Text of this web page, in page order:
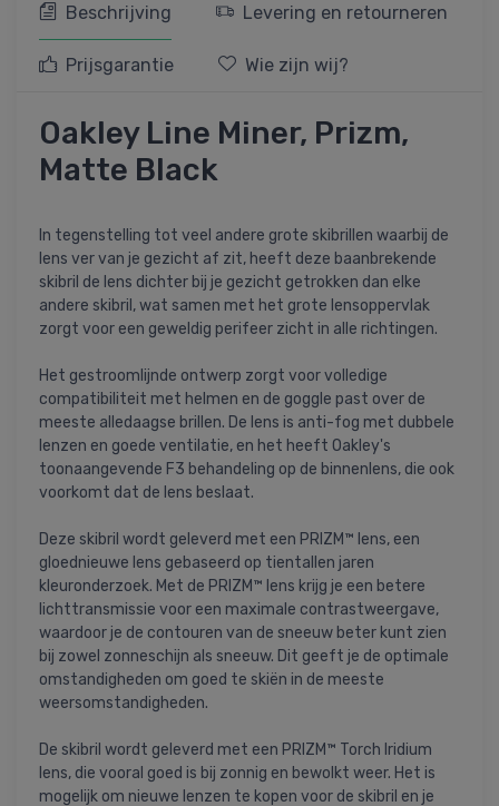
Beschrijving Levering en retourneren
Prijsgarantie Wie zijn wij?
Oakley Line Miner, Prizm,
Matte Black
In tegenstelling tot veel andere grote skibrillen waarbij de
lens ver van je gezicht af zit, heeft deze baanbrekende
skibril de lens dichter bij je gezicht getrokken dan elke
andere skibril, wat samen met het grote lensoppervlak
zorgt voor een geweldig perifeer zicht in alle richtingen.
Het gestroomlijnde ontwerp zorgt voor volledige
compatibiliteit met helmen en de goggle past over de
meeste alledaagse brillen. De lens is anti-fog met dubbele
lenzen en goede ventilatie, en het heeft Oakley's
toonaangevende F3 behandeling op de binnenlens, die ook
voorkomt dat de lens beslaat.
Deze skibril wordt geleverd met een PRIZM™ lens, een
gloednieuwe lens gebaseerd op tientallen jaren
kleuronderzoek. Met de PRIZM™ lens krijg je een betere
lichttransmissie voor een maximale contrastweergave,
waardoor je de contouren van de sneeuw beter kunt zien
bij zowel zonneschijn als sneeuw. Dit geeft je de optimale
omstandigheden om goed te skiën in de meeste
weersomstandigheden.
De skibril wordt geleverd met een PRIZM™ Torch Iridium
lens, die vooral goed is bij zonnig en bewolkt weer. Het is
mogelijk om nieuwe lenzen te kopen voor de skibril en je